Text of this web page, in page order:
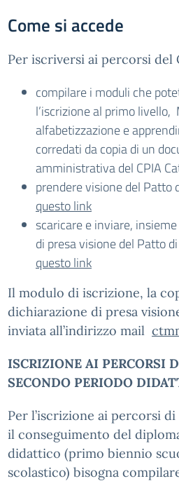
Come si accede
Per iscriversi ai percorsi del
compilare i moduli che
l’iscrizione al primo livello,
alfabetizzazione e
corredati da copia di un
amministrativa del CPIA
prendere visione del Patto
questo link
scaricare e inviare,
di presa visione del Patto
questo link
Il modulo di iscrizione, la
dichiarazione di presa
inviata all’indirizzo mail
ISCRIZIONE AI PERCORSI
SECONDO PERIODO
Per l’iscrizione ai percorsi
il conseguimento del
didattico (primo biennio
scolastico) bisogna